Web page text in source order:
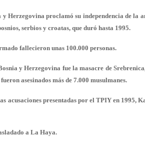
Herzegovina proclamó su independencia de la
serbios y croatas, que duró hasta 1995.
fallecieron unas 100.000 personas.
y Herzegovina fue la masacre de
asesinados más de 7.000 musulmanes.
acusaciones presentadas por el TPIY en 1995,
a La Haya.